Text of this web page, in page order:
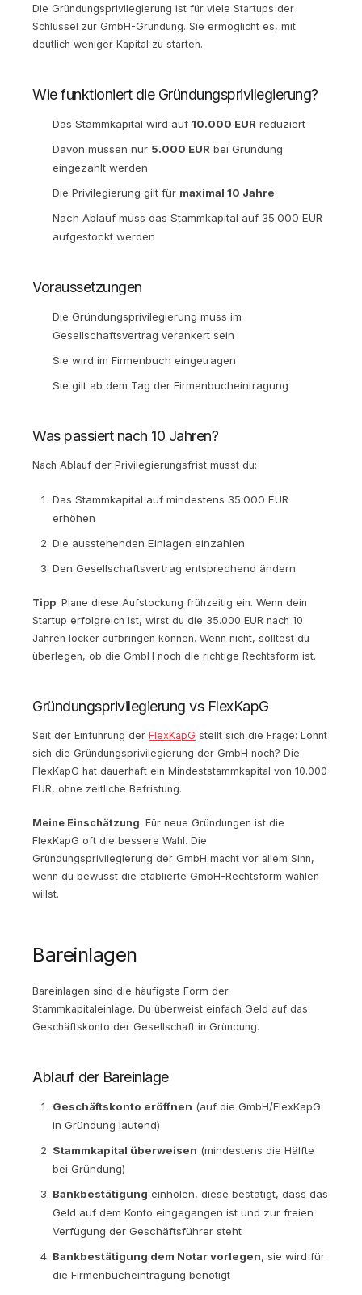
Die Gründungsprivilegierung ist für viele Startups der
Schlüssel zur GmbH-Gründung. Sie ermöglicht es, mit
deutlich weniger Kapital zu starten.
Wie funktioniert die Gründungsprivilegierung?
Das Stammkapital wird auf 10.000 EUR reduziert
Davon müssen nur 5.000 EUR bei Gründung
eingezahlt werden
Die Privilegierung gilt für maximal 10 Jahre
Nach Ablauf muss das Stammkapital auf 35.000 EUR
aufgestockt werden
Voraussetzungen
Die Gründungsprivilegierung muss im
Gesellschaftsvertrag verankert sein
Sie wird im Firmenbuch eingetragen
Sie gilt ab dem Tag der Firmenbucheintragung
Was passiert nach 10 Jahren?
Nach Ablauf der Privilegierungsfrist musst du:
Das Stammkapital auf mindestens 35.000 EUR
erhöhen
Die ausstehenden Einlagen einzahlen
Den Gesellschaftsvertrag entsprechend ändern
Tipp: Plane diese Aufstockung frühzeitig ein. Wenn dein
Startup erfolgreich ist, wirst du die 35.000 EUR nach 10
Jahren locker aufbringen können. Wenn nicht, solltest du
überlegen, ob die GmbH noch die richtige Rechtsform ist.
Gründungsprivilegierung vs FlexKapG
Seit der Einführung der FlexKapG stellt sich die Frage: Lohnt
sich die Gründungsprivilegierung der GmbH noch? Die
FlexKapG hat dauerhaft ein Mindeststammkapital von 10.000
EUR, ohne zeitliche Befristung.
Meine Einschätzung: Für neue Gründungen ist die
FlexKapG oft die bessere Wahl. Die
Gründungsprivilegierung der GmbH macht vor allem Sinn,
wenn du bewusst die etablierte GmbH-Rechtsform wählen
willst.
Bareinlagen
Bareinlagen sind die häufigste Form der
Stammkapitaleinlage. Du überweist einfach Geld auf das
Geschäftskonto der Gesellschaft in Gründung.
Ablauf der Bareinlage
Geschäftskonto eröffnen (auf die GmbH/FlexKapG
in Gründung lautend)
Stammkapital überweisen (mindestens die Hälfte
bei Gründung)
Bankbestätigung einholen, diese bestätigt, dass das
Geld auf dem Konto eingegangen ist und zur freien
Verfügung der Geschäftsführer steht
Bankbestätigung dem Notar vorlegen, sie wird für
die Firmenbucheintragung benötigt